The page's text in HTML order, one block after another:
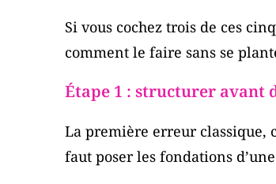
Si vous cochez trois de ces
comment le faire sans se
Étape 1 : structurer avant
La première erreur classique,
faut poser les fondations